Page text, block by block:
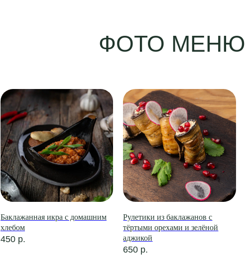
ФОТО МЕНЮ
Баклажанная икра с домашним
хлебом
450 р.
Рулетики из баклажанов с
тёртыми орехами и зелёной
аджикой
650 р.